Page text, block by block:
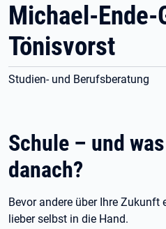
Michael-Ende-
Tönisvorst
Studien- und Berufsberatung
Schule – und
danach?
Bevor andere über Ihre Zukunft
lieber selbst in die Hand.